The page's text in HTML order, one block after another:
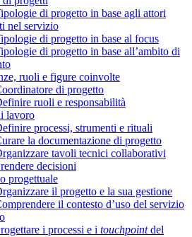
di progetto in base agli attori
nel servizio
di progetto in base al focus
di progetto in base all’ambito di
ruoli e figure coinvolte
di progetto
ruoli e responsabilità
lavoro
processi, strumenti e rituali
la documentazione di progetto
tavoli tecnici collaborativi
decisioni
progettuale
il progetto e la sua gestione
il contesto d’uso del servizio
i processi e i touchpointdel